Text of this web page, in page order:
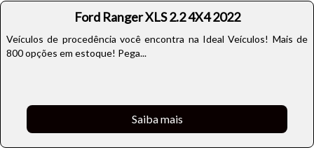
Ford Ranger XLS 2.2 4X4 2022
Veículos de procedência você encontra na Ideal Veículos! Mais de
800 opções em estoque! Pega...
Saiba mais